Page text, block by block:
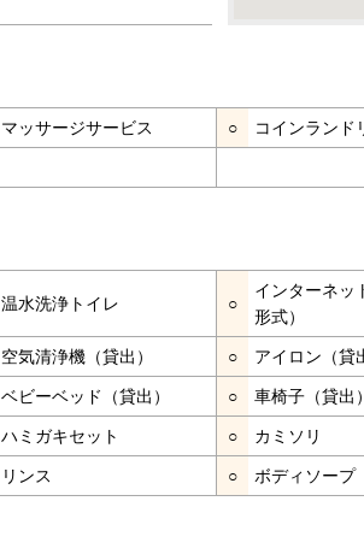
マッサージサービス ○ コインランド
温水洗浄トイレ ○
インターネッ
形式）
空気清浄機（貸出） ○ アイロン（貸
ベビーベッド（貸出） ○ 車椅子（貸出）
ハミガキセット ○ カミソリ
リンス ○ ボディソープ